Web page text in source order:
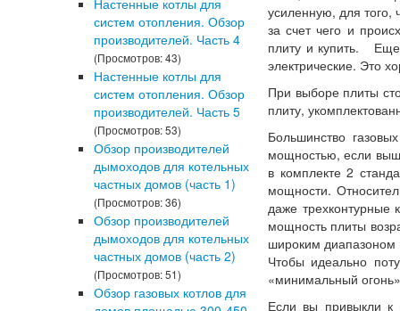
Настенные котлы для
систем отопления. Обзор
производителей. Часть 4
(Просмотров: 43)
Настенные котлы для
систем отопления. Обзор
производителей. Часть 5
(Просмотров: 53)
Обзор производителей
дымоходов для котельных
частных домов (часть 1)
(Просмотров: 36)
Обзор производителей
дымоходов для котельных
частных домов (часть 2)
(Просмотров: 51)
Обзор газовых котлов для
усиленную, для того,
за счет чего и
плиту и купить. Еще
электрические. Это
При выборе плиты
плиту,
Большинство
мощностью, если
в комплекте 2
мощности.
даже трехконтурные
мощность плиты
широким
Чтобы идеально
«минимальный
Если вы привыкли к